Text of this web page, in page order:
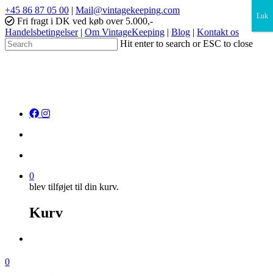
+45 86 87 05 00 | Mail@vintagekeeping.com
Fri fragt i DK ved køb over 5.000,-
Handelsbetingelser| Om VintageKeeping | Blog | Kontakt os
Hit enter to search or ESC to close
0
blev tilføjet til din kurv.
Kurv
0
×
Luk